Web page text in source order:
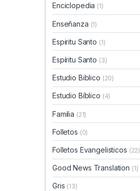
Enciclopedia (1)
Enseñanza (1)
Espiritu Santo (1)
Espíritu Santo (3)
Estudio Biblico (20)
Estudio Bíblico (4)
Familia (21)
Folletos (0)
Folletos Evangelisticos (22)
Good News Translation (1)
Gris (13)